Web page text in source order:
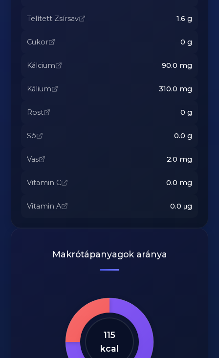
Telített Zsírsav 1.6 g
Cukor 0 g
Kálcium 90.0 mg
Kálium 310.0 mg
Rost 0 g
Só 0.0 g
Vas 2.0 mg
Vitamin C 0.0 mg
Vitamin A 0.0 μg
Makrótápanyagok aránya
115
kcal